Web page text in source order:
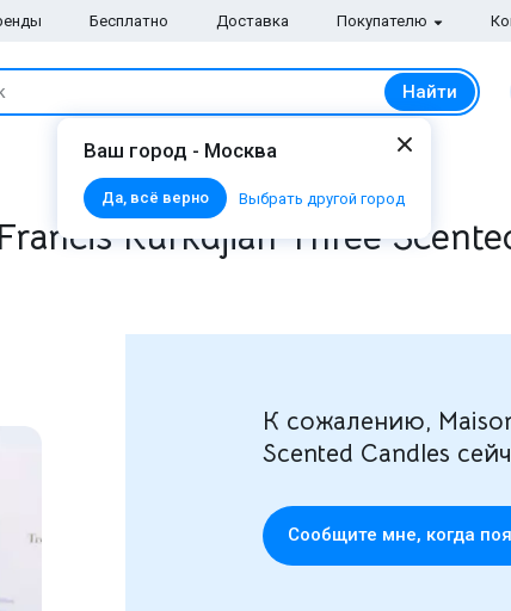
Бесплатно Доставка Покупателю
Найти
Ваш город - Москва
Да, всё верно Выбрать другой город
Kurkdjian Three
К сожалению,
Scented Candles
Cообщите мне, когда